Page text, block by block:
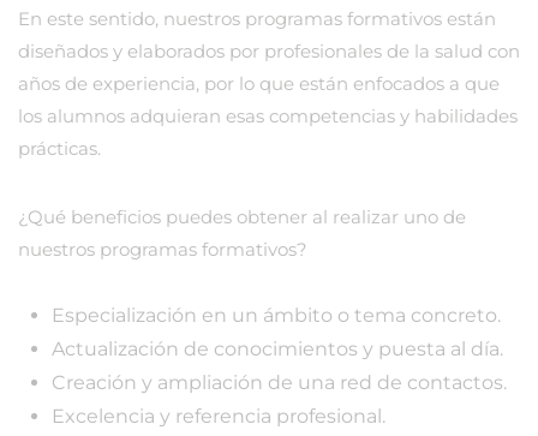
En este sentido, nuestros programas formativos están
diseñados y elaborados por profesionales de la salud con
años de experiencia, por lo que están enfocados a que
los alumnos adquieran esas competencias y habilidades
prácticas.
¿Qué beneficios puedes obtener al realizar uno de
nuestros programas formativos?
Especialización en un ámbito o tema concreto.
Actualización de conocimientos y puesta al día.
Creación y ampliación de una red de contactos.
Excelencia y referencia profesional.